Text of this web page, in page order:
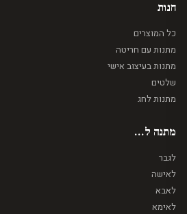
חנות
כל המוצרים
מתנות עם חריטה
מתנות בעיצוב אישי
שלטים
מתנות לחג
מתנה ל...
לגבר
לאישה
לאבא
לאימא